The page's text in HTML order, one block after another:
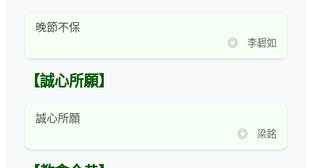
晚節不保
◎ 李碧如
【誠心所願】
誠心所願
◎ 梁銘